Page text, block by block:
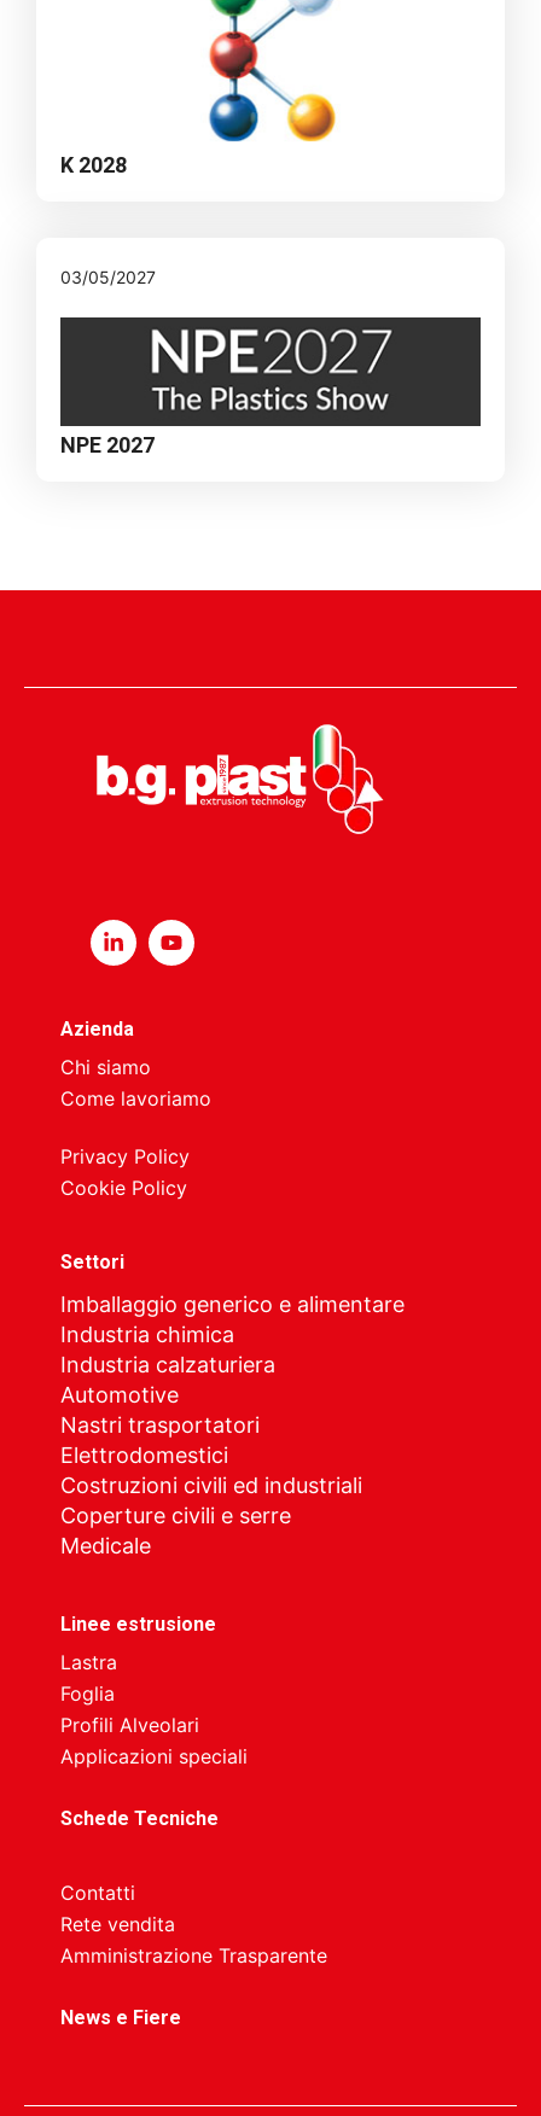
K 2028
03/05/2027
NPE 2027
Azienda
Chi siamo
Come lavoriamo
Privacy Policy
Cookie Policy
Settori
Imballaggio generico e alimentare
Industria chimica
Industria calzaturiera
Automotive
Nastri trasportatori
Elettrodomestici
Costruzioni civili ed industriali
Coperture civili e serre
Medicale
Linee estrusione
Lastra
Foglia
Profili Alveolari
Applicazioni speciali
Schede Tecniche
Contatti
Rete vendita
Amministrazione Trasparente
News e Fiere